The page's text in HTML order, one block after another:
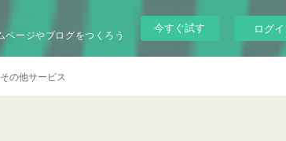
ページやブログをつくろう
今すぐ試す ログ
その他サービス